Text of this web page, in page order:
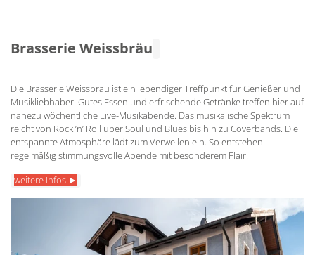
Brasserie Weissbräu
Die Brasserie Weissbräu ist ein lebendiger Treffpunkt für Genießer und
Musikliebhaber. Gutes Essen und erfrischende Getränke treffen hier auf
nahezu wöchentliche Live-Musikabende. Das musikalische Spektrum
reicht von Rock ’n’ Roll über Soul und Blues bis hin zu Coverbands. Die
entspannte Atmosphäre lädt zum Verweilen ein. So entstehen
regelmäßig stimmungsvolle Abende mit besonderem Flair.
weitere Infos ►